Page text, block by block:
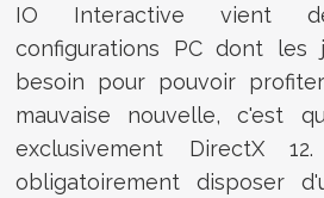
IO Interactive vient
configurations PC dont les
besoin pour pouvoir
mauvaise nouvelle, c'est
exclusivement DirectX
obligatoirement disposer